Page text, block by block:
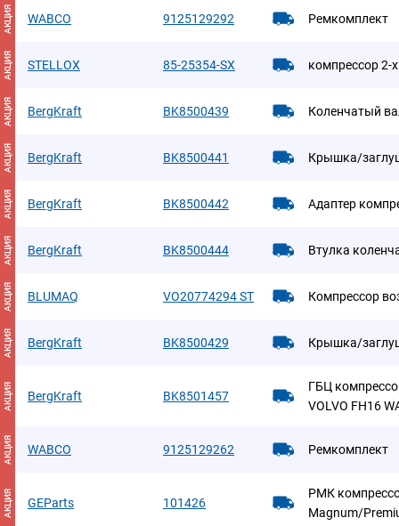
АКЦИЯ WABCO 9125129292 Ремкомплект
АКЦИЯ STELLOX 85-25354-SX компрессор 2-
АКЦИЯ BergKraft BK8500439 Коленчатый
АКЦИЯ BergKraft BK8500441 Крышка/
АКЦИЯ BergKraft BK8500442 Адаптер
АКЦИЯ BergKraft BK8500444 Втулка
АКЦИЯ BLUMAQ VO20774294 ST Компрессор
АКЦИЯ BergKraft BK8500429 Крышка/
АКЦИЯ BergKraft BK8501457
ГБЦ
VOLVO FH16
АКЦИЯ WABCO 9125129262 Ремкомплект
АКЦИЯ GEParts 101426
РМК
Magnum/